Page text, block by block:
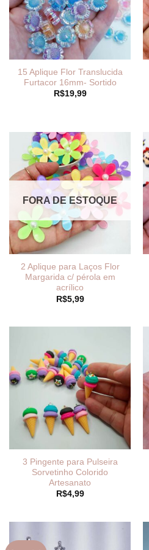
15 Aplique Flor Translucida
Furtacor 16mm- Sortido
R$19,99
FORA DE ESTOQUE
2 Aplique para Laços Flor
Margarida c/ pérola em
acrílico
R$5,99
3 Pingente para Pulseira
Sorvetinho Colorido
Artesanato
R$4,99